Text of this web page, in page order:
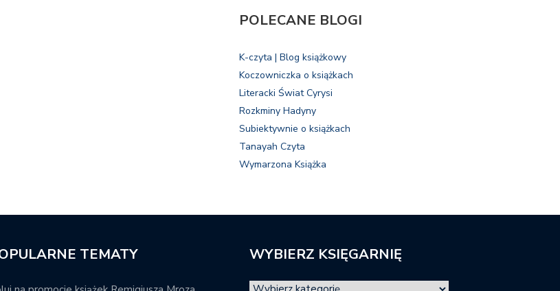
POLECANE BLOGI
K-czyta | Blog książkowy
Koczowniczka o książkach
Literacki Świat Cyrysi
Rozkminy Hadyny
Subiektywnie o książkach
Tanayah Czyta
Wymarzona Książka
TEMATY WYBIERZ KSIĘGARNIĘ